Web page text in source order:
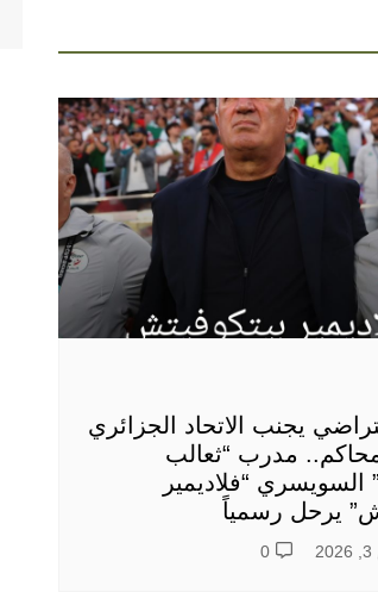
يجنب الاتحاد الجزائري
مدرب “ثعالب
السويسري “فلاديمير
يرحل رسمياً
0